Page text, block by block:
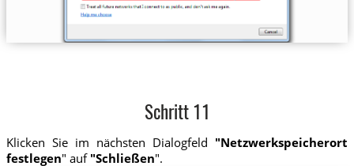
Schritt 11
Klicken Sie im nächsten Dialogfeld "Netzwerkspeicherort
festlegen" auf "Schließen".